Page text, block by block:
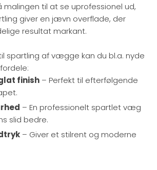
til at se uprofessionel ud,
giver en jævn overflade, der
resultat markant.
spartling af vægge kan du bl.a. nyde
finish– Perfekt til efterfølgende
– En professionelt spartlet væg
slid bedre.
– Giver et stilrent og moderne